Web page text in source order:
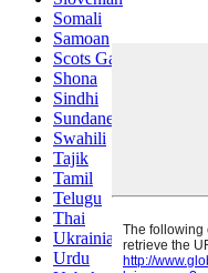
Somali
Samoan
Scots Gaelic
Shona
Sindhi
Sundanese
Swahili
Tajik
Tamil
Telugu
Thai
Ukrainian
Urdu